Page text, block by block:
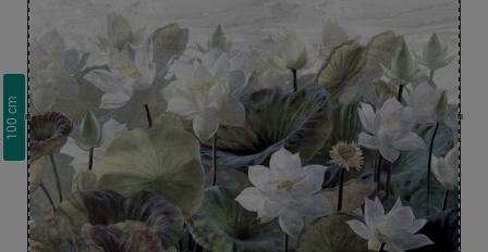
100
cm